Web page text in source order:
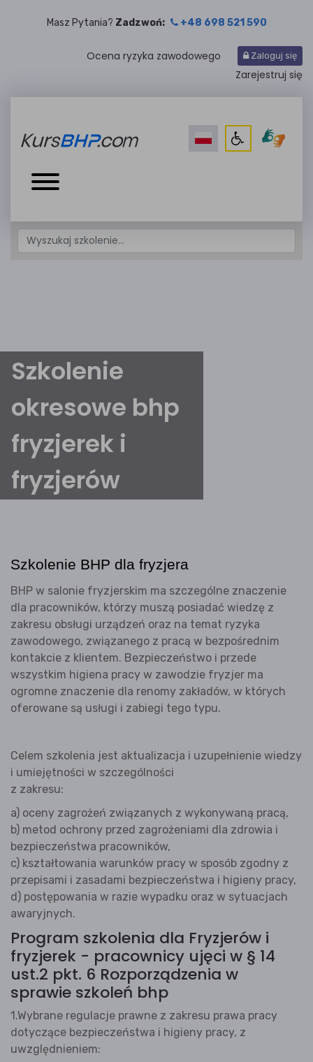
Masz Pytania? Zadzwoń: +48 698 521 590
Ocena ryzyka zawodowego Zaloguj się
Zarejestruj się
Szkolenie
okresowe bhp
fryzjerek i
fryzjerów
Szkolenie BHP dla fryzjera
BHP w salonie fryzjerskim ma szczególne znaczenie
dla pracowników, którzy muszą posiadać wiedzę z
zakresu obsługi urządzeń oraz na temat ryzyka
zawodowego, związanego z pracą w bezpośrednim
kontakcie z klientem. Bezpieczeństwo i przede
wszystkim higiena pracy w zawodzie fryzjer ma
ogromne znaczenie dla renomy zakładów, w których
oferowane są usługi i zabiegi tego typu.
Celem szkolenia jest aktualizacja i uzupełnienie wiedzy
i umiejętności w szczególności
z zakresu:
a) oceny zagrożeń związanych z wykonywaną pracą,
b) metod ochrony przed zagrożeniami dla zdrowia i
bezpieczeństwa pracowników,
c) kształtowania warunków pracy w sposób zgodny z
przepisami i zasadami bezpieczeństwa i higieny pracy,
d) postępowania w razie wypadku oraz w sytuacjach
awaryjnych.
Program szkolenia dla Fryzjerów i
fryzjerek - pracownicy ujęci w § 14
ust.2 pkt. 6 Rozporządzenia w
sprawie szkoleń bhp
1.Wybrane regulacje prawne z zakresu prawa pracy
dotyczące bezpieczeństwa i higieny pracy, z
uwzględnieniem: